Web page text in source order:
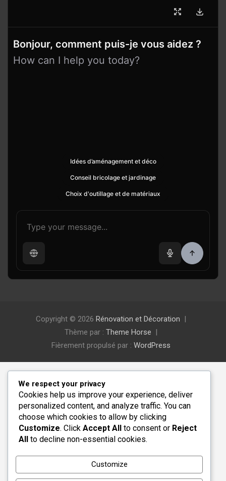
Bonjour, comment puis-je vous aidez ?
How can I help you today?
Idées d’aménagement et déco
Conseil bricolage et jardinage
Choix d'outillage et de matériaux
Copyright © 2026 Rénovation et Décoration
Thème par : Theme Horse
Fièrement propulsé par : WordPress
We respect your privacy
Cookies help us improve your experience, deliver
personalized content, and analyze traffic. You can
choose which cookies to allow by clicking
Customize. Click Accept All to consent or Reject
All to decline non-essential cookies.
Customize